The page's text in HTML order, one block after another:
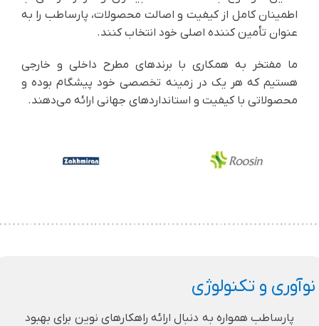
اطمینان کامل از کیفیت و اصالت محصولات، پارساطب را به
عنوان تأمین کننده اصلی خود انتخاب کنند.
ما مفتخر به همکاری با برندهای مطرح داخلی و خارجی
هستیم که هر یک در زمینه تخصصی خود پیشگام بوده و
محصولاتی با کیفیت و استانداردهای جهانی ارائه می‌دهند.
نوآوری و تکنولوژی
پارساطب همواره به دنبال ارائه راهکارهای نوین برای بهبود